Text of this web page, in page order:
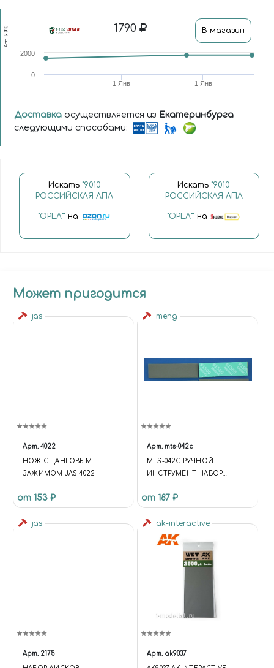
Арт.
9 010 1790 В магазин
1 Янв 1 Янв
0
2000
Доставка осуществляется из Екатеринбурга
следующими способами:
Искать "9010
РОССИЙСКАЯ АПЛ
"ОРЕЛ""на
Искать "9010
РОССИЙСКАЯ АПЛ
"ОРЕЛ"" на
Может пригодится
jas
Арт. 4022
НОЖ С ЦАНГОВЫМ
ЗАЖИМОМ JAS 4022
от 153 ₽
meng
Арт. mts-042c
MTS-042C РУЧНОЙ
ИНСТРУМЕНТ НАБОР
(EXTRA FINE REFILL PACK)
ЗЕРНИСТОСТЬ #1500 6ШТ
от 187 ₽
jas
Арт. 2175
ak-interactive
Арт. ak9037